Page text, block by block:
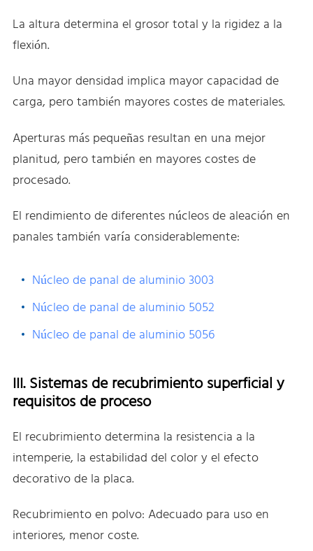
La altura determina el grosor total y la rigidez a la
flexión.
Una mayor densidad implica mayor capacidad de
carga, pero también mayores costes de materiales.
Aperturas más pequeñas resultan en una mejor
planitud, pero también en mayores costes de
procesado.
El rendimiento de diferentes núcleos de aleación en
panales también varía considerablemente:
Núcleo de panal de aluminio 3003
Núcleo de panal de aluminio 5052
Núcleo de panal de aluminio 5056
III. Sistemas de recubrimiento superficial y
requisitos de proceso
El recubrimiento determina la resistencia a la
intemperie, la estabilidad del color y el efecto
decorativo de la placa.
Recubrimiento en polvo: Adecuado para uso en
interiores, menor coste.